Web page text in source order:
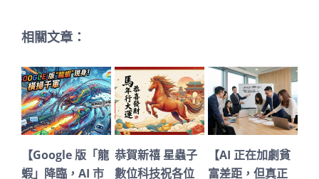
相關文章：
【Google 版「龍
蝦」降臨，AI 市
恭賀新禧 星蟲子
數位科技祝各位
【AI 正在加劇貧
富差距，但真正